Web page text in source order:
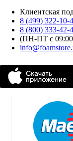
Клиентская
8 (499) 322-10-
8 (800) 333-42-
(ПН-ПТ с 09:00